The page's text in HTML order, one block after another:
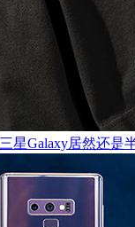
星Galaxy居然还是